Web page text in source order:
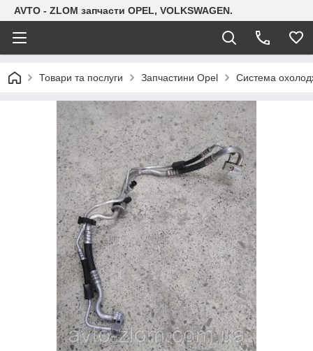
AVTO - ZLOM запчасти OPEL, VOLKSWAGEN.
Товари та послуги Запчастини Opel Система